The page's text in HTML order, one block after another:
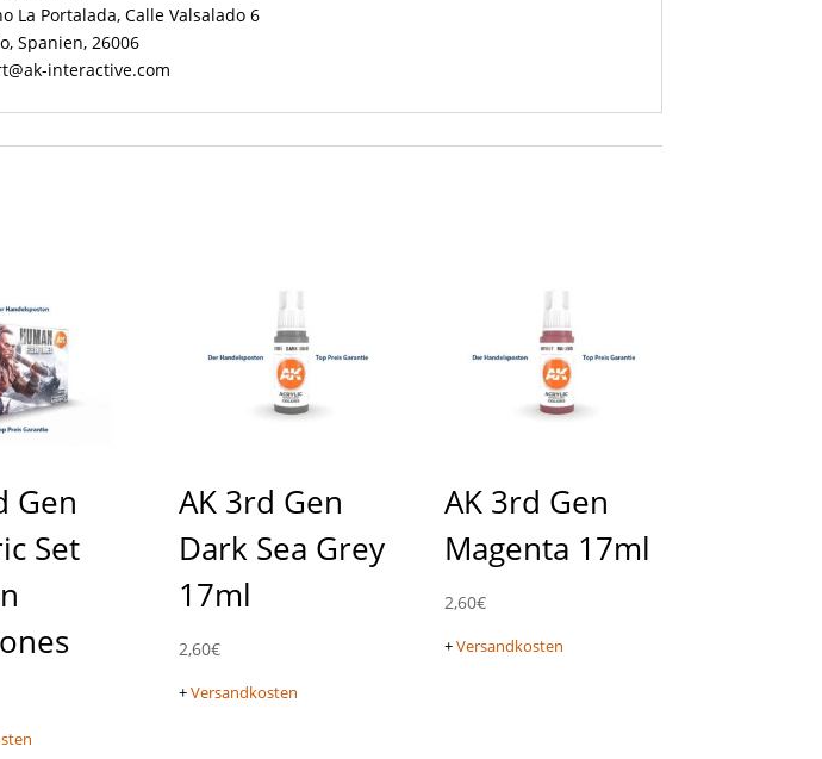
La Portalada, Calle Valsalado 6
Spanien, 26006
interactive.com
Gen
Set
AK 3rd Gen
Dark Sea Grey
17ml
2,60€
+Versandkosten
AK 3rd Gen
Magenta 17ml
2,60€
+Versandkosten